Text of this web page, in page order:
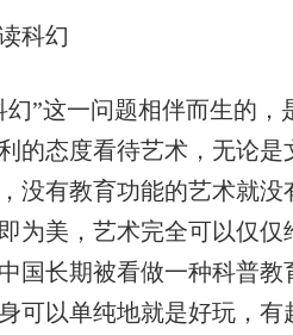
科幻
幻”这一问题相伴而生的
的态度看待艺术，无论
没有教育功能的艺术就
为美，艺术完全可以仅
国长期被看做一种科普
可以单纯地就是好玩，有